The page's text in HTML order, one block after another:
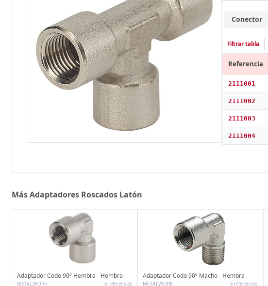
Conector
Filtrar tabla
Referencia
2111001
2111002
2111003
2111004
Más Adaptadores Roscados Latón
Adaptador Codo 90º Hembra - Hembra
METALWORK 4 referencias
Adaptador Codo 90º Macho - Hembra
METALWORK 4 referencias